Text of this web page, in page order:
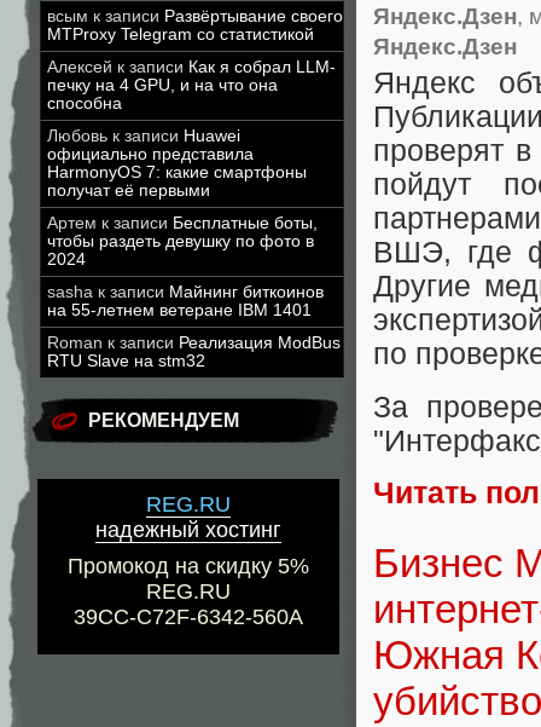
всым к записи Развёртывание своего
MTProxy Telegram со статистикой
Алексей к записи Как я собрал LLM-
печку на 4 GPU, и на что она
способна
Любовь к записи Huawei
официально представила
HarmonyOS 7: какие смартфоны
получат её первыми
Артем к записи Бесплатные боты,
чтобы раздеть девушку по фото в
2024
sasha к записи Майнинг биткоинов
на 55-летнем ветеране IBM 1401
Roman к записи Реализация ModBus
RTU Slave на stm32
РЕКОМЕНДУЕМ
REG.RU
надежный хостинг
Промокод на скидку 5%
REG.RU
39CC-C72F-6342-560A
Яндекс.Дзен,
Яндекс.Дзен
Яндекс
проверят
пойдут
ВШЭ, где
Другие
по
За
Читать
Бизнес
Южная